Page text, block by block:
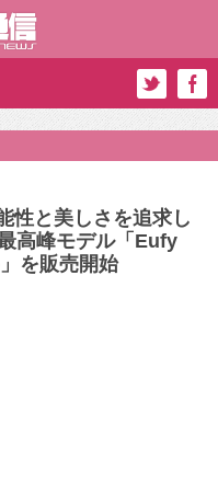
と美しさを追求し
高峰モデル「Eufy
を販売開始